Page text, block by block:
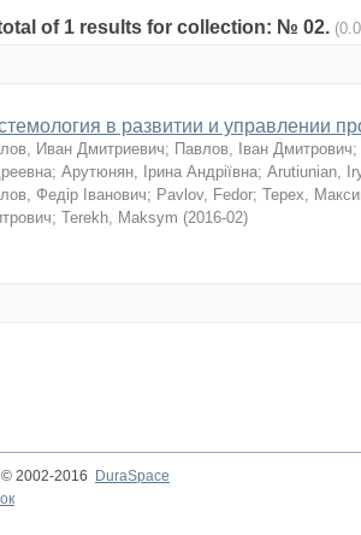
of 1 results for collection: № 02.
в развитии и управлении
Иван Дмитриевич; Павлов, Іван Дмитрович;
; Арутюнян, Ірина Андріївна; Arutiunian,
Федір Іванович; Pavlov, Fedor; Терех,
; Terekh, Maksym (2016-02)
2002-2016
DuraSpace